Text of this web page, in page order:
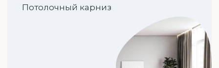
Потолочный карниз